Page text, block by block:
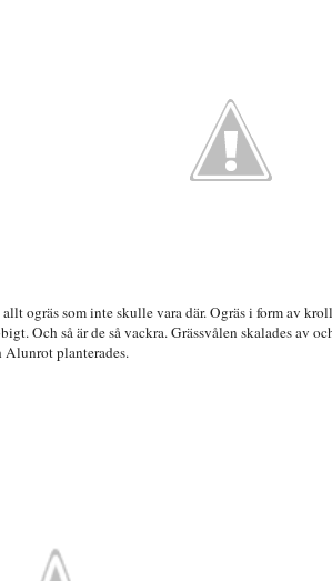
ogräs som inte skulle vara där. Ogräs i form av
Och så är de så vackra. Grässvålen skalades av
Alunrot planterades.